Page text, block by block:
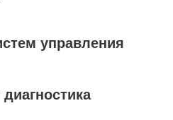
управления